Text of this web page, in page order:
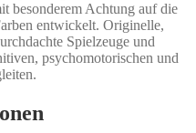
besonderem Achtung auf die
entwickelt. Originelle,
Spielzeuge und
psychomotorischen und